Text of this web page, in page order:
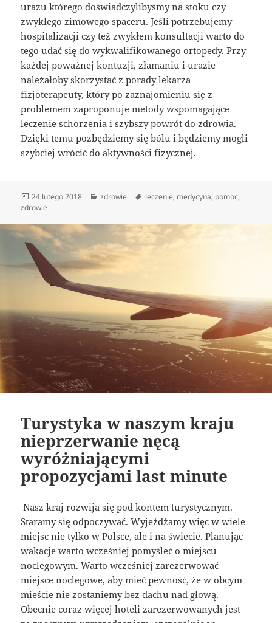
urazu którego doświadczylibyśmy na stoku czy
zwykłego zimowego spaceru. Jeśli potrzebujemy
hospitalizacji czy też zwykłem konsultacji warto do
tego udać się do wykwalifikowanego ortopedy. Przy
każdej poważnej kontuzji, złamaniu i urazie
należałoby skorzystać z porady lekarza
fizjoterapeuty, który po zaznajomieniu się z
problemem zaproponuje metody wspomagające
leczenie schorzenia i szybszy powrót do zdrowia.
Dzięki temu pozbędziemy się bólu i będziemy mogli
szybciej wrócić do aktywności fizycznej.
Data
publikacji
24 lutego 2018 Kategorie
zdrowie Tagi
leczenie, medycyna, pomoc,
zdrowie
Turystyka w naszym kraju
nieprzerwanie nęcą
wyróżniającymi
propozycjami last minute
Nasz kraj rozwija się pod kontem turystycznym.
Staramy się odpoczywać. Wyjeżdżamy więc w wiele
miejsc nie tylko w Polsce, ale i na świecie. Planując
wakacje warto wcześniej pomyśleć o miejscu
noclegowym. Warto wcześniej zarezerwować
miejsce noclegowe, aby mieć pewność, że w obcym
mieście nie zostaniemy bez dachu nad głową.
Obecnie coraz więcej hoteli zarezerwowanych jest